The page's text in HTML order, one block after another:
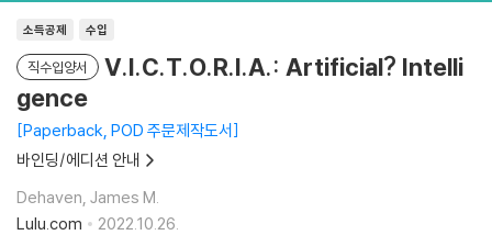
소득공제 수입
직수입양서
V.I.C.T.O.R.I.A.: Artificial? Intelli
gence
Paperback, POD 주문제작도서
바인딩/에디션 안내
Dehaven, James M.
Lulu.com
2022.10.26.